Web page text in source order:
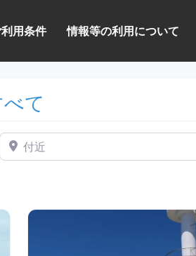
利用条件 情報等の利用について
て
近